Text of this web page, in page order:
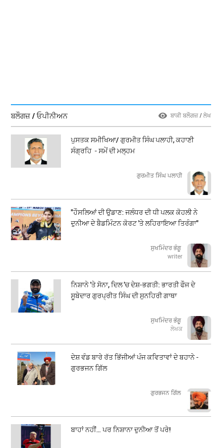
ਬਲੌਗਜ਼ / ਓਪੀਨੀਅਨ ਬਾਕੀ ਬਲੌਗਜ਼ / ਲੇਖ
ਪੁਸਤਕ ਸਮੀਖਿਆ/ ਗੁਰਮੀਤ ਸਿੰਘ ਪਲਾਹੀ, ਕਹਾਣੀ
ਸੰਗ੍ਰਹਿ - ਸਮੇਂ ਦੀ ਮਲ੍ਹਮ
ਗੁਰਮੀਤ ਸਿੰਘ ਪਲਾਹੀ
"ਹੌਸਲਿਆਂ ਦੀ ਉਡਾਣ: ਜਲੰਧਰ ਦੀ ਧੀ ਪਲਕ ਕੋਹਲੀ ਨੇ
ਦੁਨੀਆ ਦੇ ਬੈਡਮਿੰਟਨ ਕੋਰਟ 'ਤੇ ਲਹਿਰਾਇਆ ਤਿਰੰਗਾ"
ਸੁਖਮਿੰਦਰ ਭੰਗੂ
writer
ਨਿਸ਼ਾਨੇ 'ਤੇ ਸੋਨਾ, ਦਿਲ 'ਚ ਦੇਸ਼-ਭਗਤੀ: ਭਾਰਤੀ ਫੌਜ ਦੇ
ਸੂਬੇਦਾਰ ਗੁਰਪ੍ਰੀਤ ਸਿੰਘ ਦੀ ਸੁਨਹਿਰੀ ਗਾਥਾ
ਸੁਖਮਿੰਦਰ ਭੰਗੂ
ਲੇਖਕ
ਦੇਸ਼ ਵੰਡ ਬਾਰੇ ਰੱਤ ਭਿੱਜੀਆਂ ਪੰਜ ਕਵਿਤਾਵਾਂ ਦੇ ਬਹਾਨੇ -
ਗੁਰਭਜਨ ਗਿੱਲ
​​​​​​​ਗੁਰਭਜਨ ਗਿੱਲ
ਬਾਹਾਂ ਨਹੀਂ… ਪਰ ਨਿਸ਼ਾਨਾ ਦੁਨੀਆ ਤੋਂ ਪਰੇ!